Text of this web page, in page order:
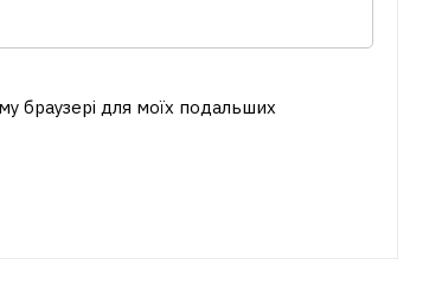
браузері для моїх подальших